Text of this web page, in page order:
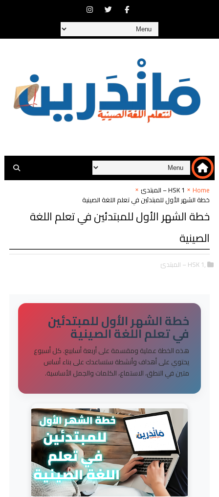
Home
HSK 1 – المبتدئ
خطة الشهر الأول للمبتدئين في تعلم اللغة الصينية
خطة الشهر الأول للمبتدئين في تعلم اللغة
الصينية
,HSK 1 – المبتدئ
خطة الشهر الأول للمبتدئين
في تعلم اللغة الصينية
هذه الخطة عملية ومقسمة على أربعة أسابيع. كل أسبوع
يحتوي على أهداف وأنشطة ستساعدك على بناء أساس
متين في النطق، الاستماع، الكلمات والجمل الأساسية.